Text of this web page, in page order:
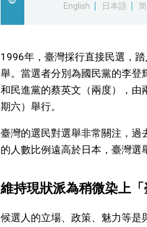
English
日本語
1996年，臺灣採行直接民選，
舉。當選者分別為國民黨的李登
和民進黨的蔡英文（兩度），
期六）舉行。
臺灣的選民對選舉非常關注，過
的人數比例遠高於日本，臺灣選
維持現狀派為稍微染上
候選人的立場、政策、魅力等是